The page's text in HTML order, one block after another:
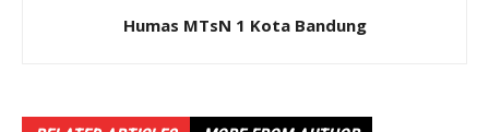
Humas MTsN 1 Kota Bandung